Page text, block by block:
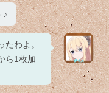
♪
わよ。
ら1枚加